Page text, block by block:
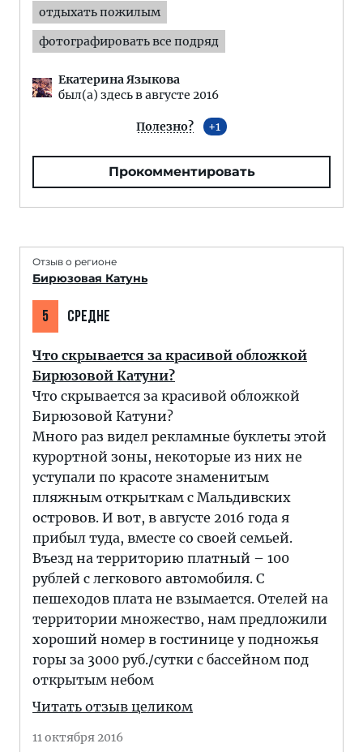
отдыхать пожилым
фотографировать все подряд
Екатерина Языкова
был(а) здесь в августе 2016
Полезно? 1
Прокомментировать
Отзыв о регионе
Бирюзовая Катунь
5 СРЕДНЕ
Что скрывается за красивой обложкой
Бирюзовой Катуни?
Что скрывается за красивой обложкой
Бирюзовой Катуни?
Много раз видел рекламные буклеты этой
курортной зоны, некоторые из них не
уступали по красоте знаменитым
пляжным открыткам с Мальдивских
островов. И вот, в августе 2016 года я
прибыл туда, вместе со своей семьей.
Въезд на территорию платный – 100
рублей с легкового автомобиля. С
пешеходов плата не взымается. Отелей на
территории множество, нам предложили
хороший номер в гостинице у подножья
горы за 3000 руб./сутки с бассейном под
открытым небом
Читать отзыв целиком
11 октября 2016